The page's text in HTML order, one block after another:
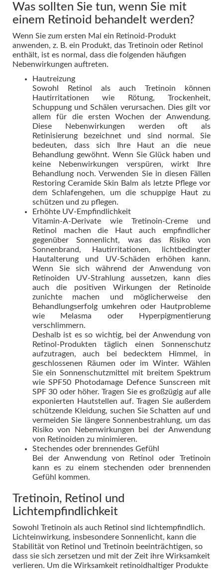
Was sollten Sie tun, wenn Sie mit
einem Retinoid behandelt werden?
Wenn Sie zum ersten Mal ein Retinoid-Produkt
anwenden, z. B. ein Produkt, das Tretinoin oder Retinol
enthält, ist es normal, dass die folgenden häufigen
Nebenwirkungen auftreten.
Hautreizung
Sowohl Retinol als auch Tretinoin können
Hautirritationen wie Rötung, Trockenheit,
Schuppung und Schälen verursachen. Dies gilt vor
allem für die ersten Wochen der Anwendung.
Diese Nebenwirkungen werden oft als
Retinisierung bezeichnet und sind normal. Sie
bedeuten, dass sich Ihre Haut an die neue
Behandlung gewöhnt. Wenn Sie Glück haben und
keine Nebenwirkungen verspüren, wirkt Ihre
Behandlung noch. Verwenden Sie in diesen Fällen
Restoring Ceramide Skin Balm als letzte Pflege vor
dem Schlafengehen, um die schuppige Haut zu
schützen und zu pflegen.
Erhöhte UV-Empfindlichkeit
Vitamin-A-Derivate wie Tretinoin-Creme und
Retinol machen die Haut auch empfindlicher
gegenüber Sonnenlicht, was das Risiko von
Sonnenbrand, Hautirritationen, lichtbedingter
Hautalterung und UV-Schäden erhöhen kann.
Wenn Sie sich während der Anwendung von
Retinoiden UV-Strahlung aussetzen, kann dies
auch die positiven Wirkungen der Retinoide
zunichte machen und möglicherweise den
Behandlungserfolg umkehren oder Hautprobleme
wie Melasma oder Hyperpigmentierung
verschlimmern.
Deshalb ist es so wichtig, bei der Anwendung von
Retinol-Produkten täglich einen Sonnenschutz
aufzutragen, auch bei bedecktem Himmel, in
geschlossenen Räumen oder im Winter. Wählen
Sie ein Sonnenschutzmittel mit breitem Spektrum
wie SPF50 Photodamage Defence Sunscreen mit
SPF 30 oder höher. Tragen Sie es großzügig auf alle
exponierten Hautstellen auf. Tragen Sie außerdem
schützende Kleidung, suchen Sie Schatten auf und
vermeiden Sie längere Sonnenbestrahlung, um das
Risiko von Nebenwirkungen bei der Anwendung
von Retinoiden zu minimieren.
Stechendes oder brennendes Gefühl
Bei der Anwendung von Retinol oder Tretinoin
kann es zu einem stechenden oder brennenden
Gefühl kommen.
Tretinoin, Retinol und
Lichtempfindlichkeit
Sowohl Tretinoin als auch Retinol sind lichtempfindlich.
Lichteinwirkung, insbesondere Sonnenlicht, kann die
Stabilität von Retinol und Tretinoin beeinträchtigen, so
dass sie sich zersetzen und mit der Zeit ihre Wirksamkeit
verlieren. Um die Wirksamkeit retinoidhaltiger Produkte